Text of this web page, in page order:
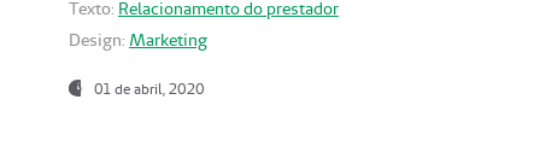
Texto: Relacionamento do prestador
Design: Marketing
01 de abril, 2020